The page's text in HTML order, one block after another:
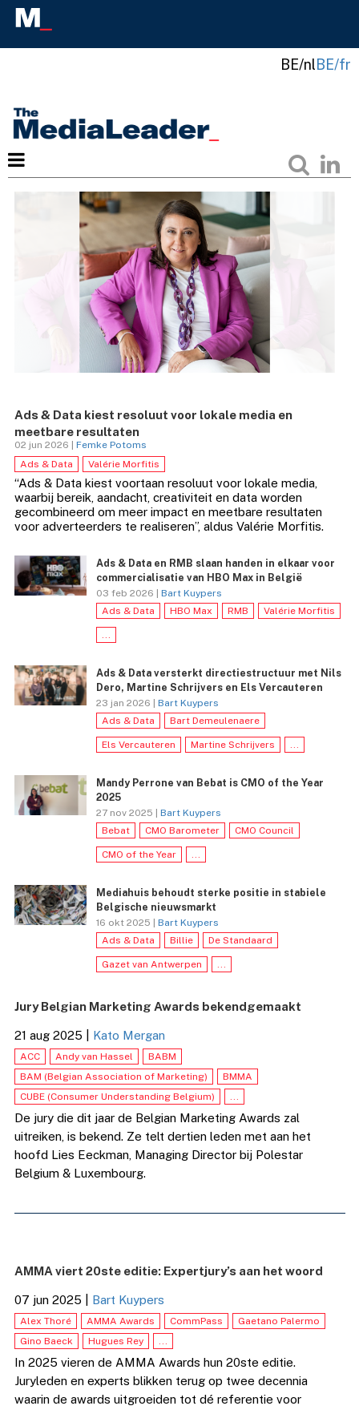
BE/nlBE/fr
Ads & Data kiest resoluut voor lokale media en
meetbare resultaten
02 jun 2026 | Femke Potoms
Ads & Data
Valérie Morfitis
“Ads & Data kiest voortaan resoluut voor lokale media,
waarbij bereik, aandacht, creativiteit en data worden
gecombineerd om meer impact en meetbare resultaten
voor adverteerders te realiseren”, aldus Valérie Morfitis.
Ads & Data en RMB slaan handen in elkaar voor
commercialisatie van HBO Max in België
03 feb 2026 | Bart Kuypers
Ads & Data
HBO Max RMB Valérie Morfitis
Ads & Data versterkt directiestructuur met Nils
Dero, Martine Schrijvers en Els Vercauteren
23 jan 2026 | Bart Kuypers
Ads & Data
Bart Demeulenaere
Els Vercauteren Martine Schrijvers
Mandy Perrone van Bebat is CMO of the Year
2025
27 nov 2025 | Bart Kuypers
Bebat
CMO Barometer CMO Council
CMO of the Year
Mediahuis behoudt sterke positie in stabiele
Belgische nieuwsmarkt
16 okt 2025 | Bart Kuypers
Ads & Data
Billie De Standaard
Gazet van Antwerpen
Jury Belgian Marketing Awards bekendgemaakt
21 aug 2025 Kato Mergan
ACC Andy van Hassel
BABM
BAM (Belgian Association of Marketing)
BMMA
CUBE (Consumer Understanding Belgium)
...
De jury die dit jaar de Belgian Marketing Awards zal
uitreiken, is bekend. Ze telt dertien leden met aan het
hoofd Lies Eeckman, Managing Director bij Polestar
Belgium & Luxembourg.
AMMA viert 20ste editie: Expertjury’s aan het woord
07 jun 2025 Bart Kuypers
Alex Thoré AMMA Awards CommPass
Gaetano Palermo
Gino Baeck
Hugues Rey ...
In 2025 vieren de AMMA Awards hun 20ste editie.
Juryleden en experts blikken terug op twee decennia
waarin de awards uitgroeiden tot dé referentie voor